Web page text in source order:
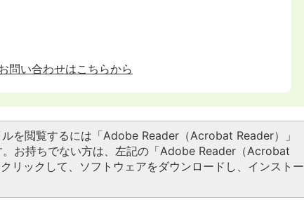
問い合わせはこちらから
ルを閲覧するには「Adobe Reader（Acrobat Reader）」
。お持ちでない方は、左記の「Adobe Reader（Acrobat
リックして、ソフトウェアをダウンロードし、インストー